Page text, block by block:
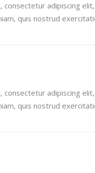
consectetur adipiscing
quis nostrud
consectetur adipiscing
quis nostrud